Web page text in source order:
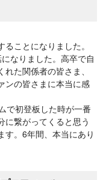
ことになりました。
なりました。高卒で自
た関係者の皆さま、
ンの皆さまに本当に感
で初登板した時が一番
に繋がってくると思う
す。6年間、本当にあり